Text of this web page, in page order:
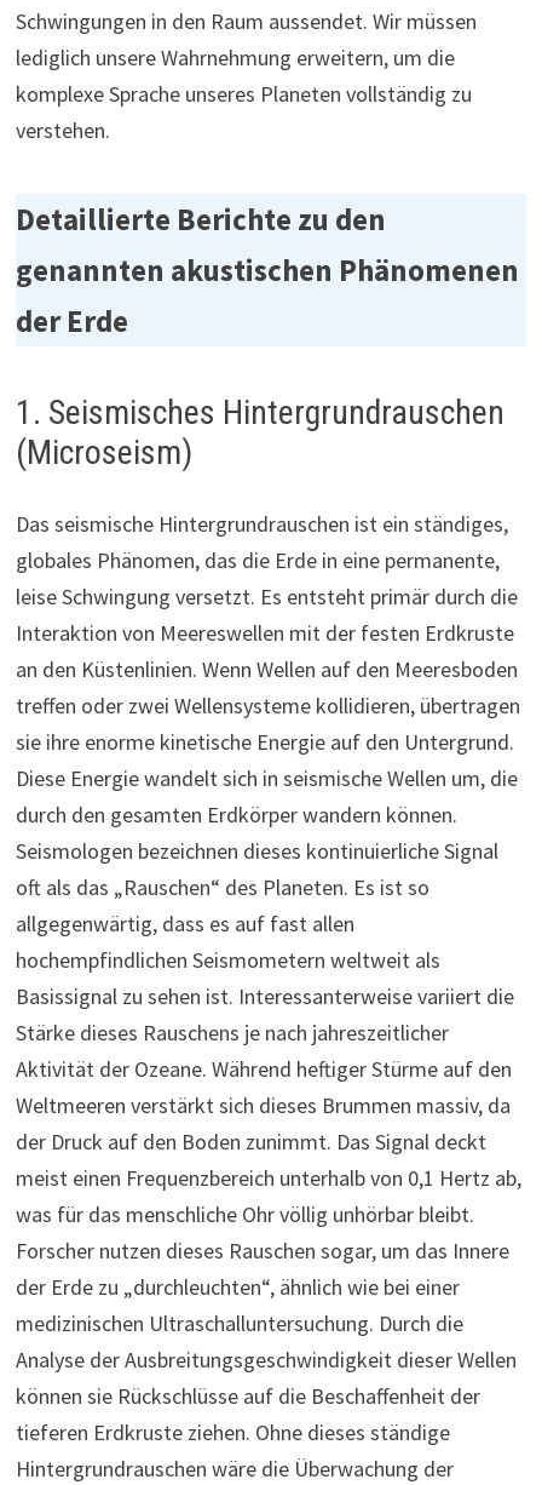
Schwingungen in den Raum aussendet. Wir müssen
lediglich unsere Wahrnehmung erweitern, um die
komplexe Sprache unseres Planeten vollständig zu
verstehen.
Detaillierte Berichte zu den
genannten akustischen Phänomenen
der Erde
1. Seismisches Hintergrundrauschen
(Microseism)
Das seismische Hintergrundrauschen ist ein ständiges,
globales Phänomen, das die Erde in eine permanente,
leise Schwingung versetzt. Es entsteht primär durch die
Interaktion von Meereswellen mit der festen Erdkruste
an den Küstenlinien. Wenn Wellen auf den Meeresboden
treffen oder zwei Wellensysteme kollidieren, übertragen
sie ihre enorme kinetische Energie auf den Untergrund.
Diese Energie wandelt sich in seismische Wellen um, die
durch den gesamten Erdkörper wandern können.
Seismologen bezeichnen dieses kontinuierliche Signal
oft als das „Rauschen“ des Planeten. Es ist so
allgegenwärtig, dass es auf fast allen
hochempfindlichen Seismometern weltweit als
Basissignal zu sehen ist. Interessanterweise variiert die
Stärke dieses Rauschens je nach jahreszeitlicher
Aktivität der Ozeane. Während heftiger Stürme auf den
Weltmeeren verstärkt sich dieses Brummen massiv, da
der Druck auf den Boden zunimmt. Das Signal deckt
meist einen Frequenzbereich unterhalb von 0,1 Hertz ab,
was für das menschliche Ohr völlig unhörbar bleibt.
Forscher nutzen dieses Rauschen sogar, um das Innere
der Erde zu „durchleuchten“, ähnlich wie bei einer
medizinischen Ultraschalluntersuchung. Durch die
Analyse der Ausbreitungsgeschwindigkeit dieser Wellen
können sie Rückschlüsse auf die Beschaffenheit der
tieferen Erdkruste ziehen. Ohne dieses ständige
Hintergrundrauschen wäre die Überwachung der